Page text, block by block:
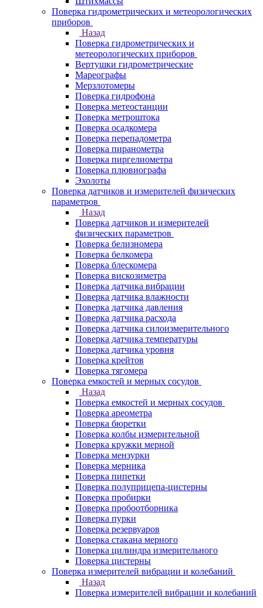
Поверка гидрометрических и метеорологических
приборов
Назад
Поверка гидрометрических и
метеорологических приборов
Вертушки гидрометрические
Мареографы
Мерзлотомеры
Поверка гидрофона
Поверка метеостанции
Поверка метроштока
Поверка осадкомера
Поверка перепадометра
Поверка пиранометра
Поверка пиргелиометра
Поверка плювиографа
Эхолоты
Поверка датчиков и измерителей физических
параметров
Назад
Поверка датчиков и измерителей
физических параметров
Поверка белизномера
Поверка белкомера
Поверка блескомера
Поверка вискозиметра
Поверка датчика вибрации
Поверка датчика влажности
Поверка датчика давления
Поверка датчика расхода
Поверка датчика силоизмерительного
Поверка датчика температуры
Поверка датчика уровня
Поверка крейтов
Поверка тягомера
Поверка емкостей и мерных сосудов
Назад
Поверка емкостей и мерных сосудов
Поверка ареометра
Поверка бюретки
Поверка колбы измерительной
Поверка кружки мерной
Поверка мензурки
Поверка мерника
Поверка пипетки
Поверка полуприцепа-цистерны
Поверка пробирки
Поверка пробоотборника
Поверка пурки
Поверка резервуаров
Поверка стакана мерного
Поверка цилиндра измерительного
Поверка цистерны
Поверка измерителей вибрации и колебаний
Назад
Поверка измерителей вибрации и колебаний